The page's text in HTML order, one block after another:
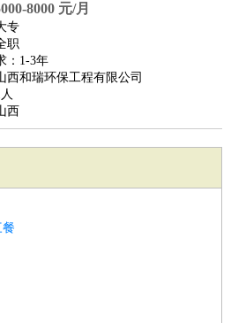
8000 元/月
专
职
：1-3年
西和瑞环保工程有限公司
西